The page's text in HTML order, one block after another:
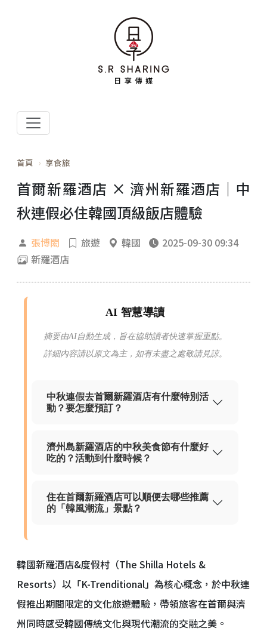
首頁 享食旅
首爾新羅酒店 × 濟州新羅酒店｜中
秋連假必住韓國頂級飯店體驗
張博閎 旅遊 韓國
2025-09-30 09:34
新羅酒店
AI 智慧導讀
摘要由AI自動生成，旨在協助讀者快速掌握重點。
詳細內容請以原文為主，如有未盡之處敬請見諒。
中秋連假去首爾新羅酒店有什麼特別活
動？要怎麼預訂？
濟州島新羅酒店的中秋美食節有什麼好
吃的？活動到什麼時候？
住在首爾新羅酒店可以順便去哪些推薦
的「韓風潮流」景點？
韓國新羅酒店&度假村（The Shilla Hotels &
Resorts）以「K-Trenditional」為核心概念，於中秋連
假推出期間限定的文化旅遊體驗，帶領旅客在首爾與濟
州同時感受韓國傳統文化與現代潮流的交融之美。